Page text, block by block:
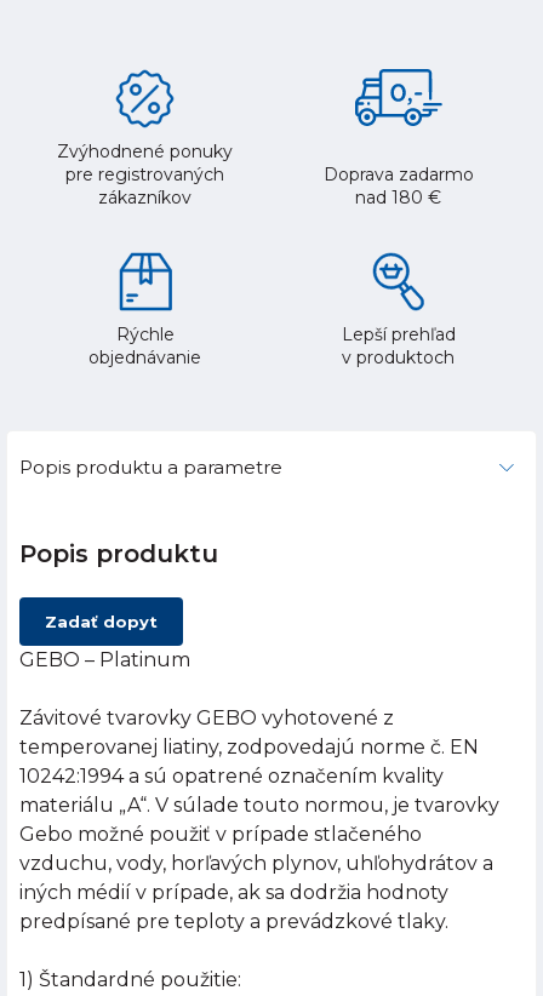
Zvýhodnené ponuky
pre registrovaných
zákazníkov
Doprava zadarmo
nad 180 €
Rýchle
objednávanie
Lepší prehľad
v produktoch
Popis produktu a parametre
Popis produktu
Zadať dopyt
GEBO – Platinum
Závitové tvarovky GEBO vyhotovené z
temperovanej liatiny, zodpovedajú norme č. EN
10242:1994 a sú opatrené označením kvality
materiálu „A“. V súlade touto normou, je tvarovky
Gebo možné použiť v prípade stlačeného
vzduchu, vody, horľavých plynov, uhľohydrátov a
iných médií v prípade, ak sa dodržia hodnoty
predpísané pre teploty a prevádzkové tlaky.
1) Štandardné použitie: